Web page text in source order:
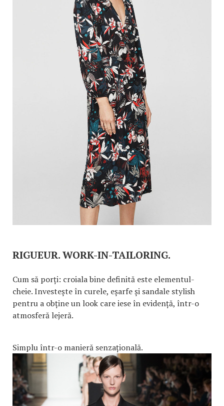
RIGUEUR. WORK-IN-TAILORING.
Cum să porți: croiala bine definită este elementul-
cheie. Investește în curele, eșarfe și sandale stylish
pentru a obține un look care iese în evidență, într-o
atmosferă lejeră.
Simplu într-o manieră senzațională.